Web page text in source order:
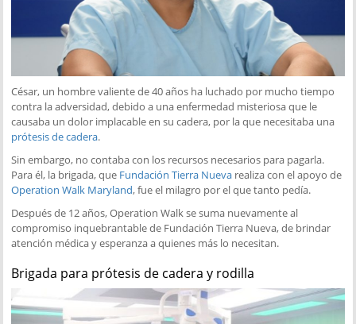
César, un hombre valiente de 40 años ha luchado por mucho tiempo
contra la adversidad, debido a una enfermedad misteriosa que le
causaba un dolor implacable en su cadera, por la que necesitaba una
prótesis de cadera.
Sin embargo, no contaba con los recursos necesarios para pagarla.
Para él, la brigada, que Fundación Tierra Nueva realiza con el apoyo de
Operation Walk Maryland, fue el milagro por el que tanto pedía.
Después de 12 años, Operation Walk se suma nuevamente al
compromiso inquebrantable de Fundación Tierra Nueva, de brindar
atención médica y esperanza a quienes más lo necesitan.
Brigada para prótesis de cadera y rodilla